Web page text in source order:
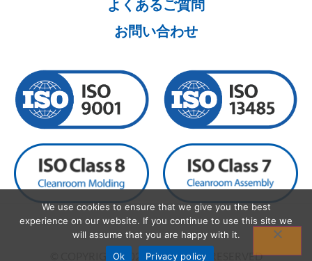
よくあるご質問
お問い合わせ
© COPYRIGHT 2026 ALL RIGHTS RESERVED
We use cookies to ensure that we give you the best
experience on our website. If you continue to use this site we
will assume that you are happy with it.
Ok
Privacy policy